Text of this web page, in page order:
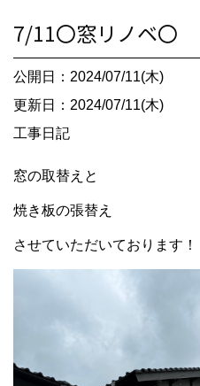
7/11〇窓リノベ〇
公開日：2024/07/11(木)
更新日：2024/07/11(木)
工事日記
窓の取替えと
焼き板の張替え
させていただいております！